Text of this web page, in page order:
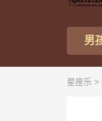
男
星座乐 >